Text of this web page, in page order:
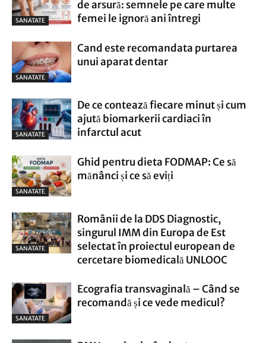
SANATATE
de arsură: semnele pe care multe
femei le ignoră ani întregi
SANATATE
Cand este recomandata purtarea
unui aparat dentar
SANATATE
De ce contează fiecare minut și cum
ajută biomarkerii cardiaci în
infarctul acut
SANATATE
Ghid pentru dieta FODMAP: Ce să
mănânci și ce să eviți
SANATATE
Românii de la DDS Diagnostic,
singurul IMM din Europa de Est
selectat în proiectul european de
cercetare biomedicală UNLOOC
SANATATE
Ecografia transvaginală – Când se
recomandă și ce vede medicul?